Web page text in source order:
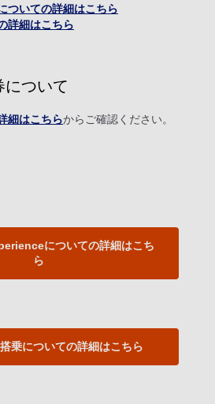
ついての詳細はこちら
詳細はこちら
について
細はこちらからご確認ください。
についての詳細はこち
ら
乗についての詳細はこちら